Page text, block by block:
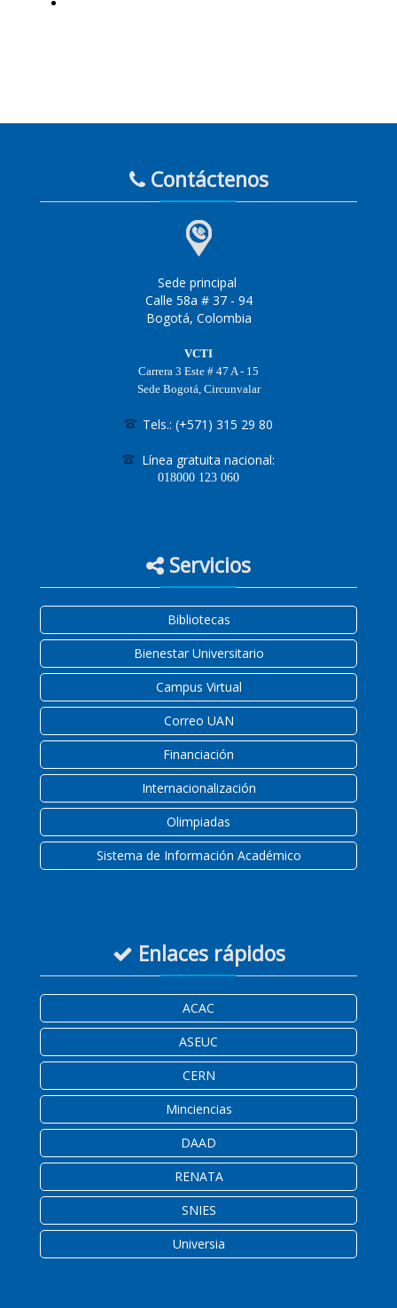
Contáctenos
Sede principal
Calle 58a # 37 - 94
Bogotá, Colombia
VCTI
Carrera 3 Este # 47 A - 15
Sede Bogotá, Circunvalar
Tels.: (+571) 315 29 80
Línea gratuita nacional:
018000 123 060
Servicios
Bibliotecas
Bienestar Universitario
Campus Virtual
Correo UAN
Financiación
Internacionalización
Olimpiadas
Sistema de Información Académico
Enlaces rápidos
ACAC
ASEUC
CERN
Minciencias
DAAD
RENATA
SNIES
Universia